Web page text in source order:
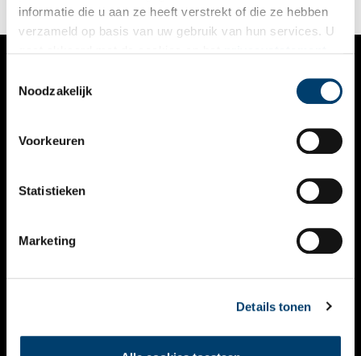
informatie die u aan ze heeft verstrekt of die ze hebben
verzameld op basis van uw gebruik van hun services. U
Noodzakelijk
Voorkeuren
Statistieken
Marketing
Details tonen
VERHALEN
KALENDER
THEMA’S
VIDEO’S
CONTACT